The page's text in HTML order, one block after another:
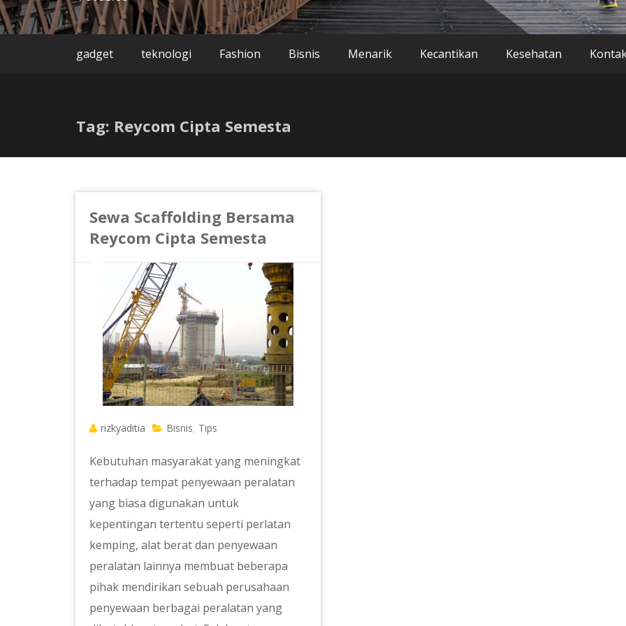
gadget teknologi Fashion Bisnis Menarik Kecantikan Kesehatan
Tag: Reycom Cipta Semesta
Sewa Scaffolding Bersama
Reycom Cipta Semesta
rizkyaditia Bisnis Tips
Kebutuhan masyarakat yang meningkat
terhadap tempat penyewaan peralatan
yang biasa digunakan untuk
kepentingan tertentu seperti perlatan
kemping, alat berat dan penyewaan
peralatan lainnya membuat beberapa
pihak mendirikan sebuah perusahaan
penyewaan berbagai peralatan yang